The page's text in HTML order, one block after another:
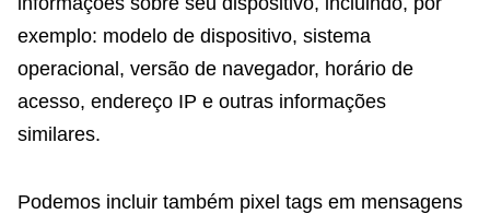
exemplo: modelo de dispositivo, sistema
operacional, versão de navegador, horário de
acesso, endereço IP e outras informações
similares.
Podemos incluir também pixel tags em mensagens